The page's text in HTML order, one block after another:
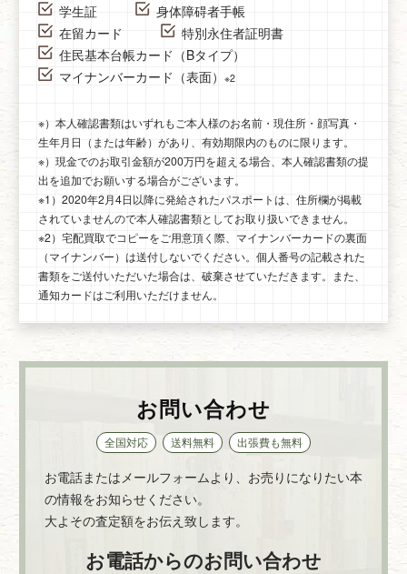
学生証
身体障碍者手帳
在留カード
特別永住者証明書
住民基本台帳カード（Bタイプ）
マイナンバーカード（表面） ※2
※）本人確認書類はいずれもご本人様のお名前・現住所・顔写真・
生年月日（または年齢）があり、有効期限内のものに限ります。
※）現金でのお取引金額が200万円を超える場合、本人確認書類の提
出を追加でお願いする場合がございます。
※1）2020年2月4日以降に発給されたパスポートは、住所欄が掲載
されていませんので本人確認書類としてお取り扱いできません。
※2）宅配買取でコピーをご用意頂く際、マイナンバーカードの裏面
（マイナンバー）は送付しないでください。個人番号の記載された
書類をご送付いただいた場合は、破棄させていただきます。また、
通知カードはご利用いただけません。
お問い合わせ
全国対応 送料無料 出張費も無料
お電話またはメールフォームより、お売りになりたい本
の情報をお知らせください。
大よその査定額をお伝え致します。
お電話からのお問い合わせ